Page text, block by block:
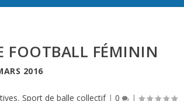
FÉMININ
2016
, Sport de balle collectif| 0 |